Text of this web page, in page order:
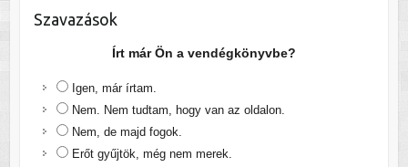
Szavazások
Írt már Ön a vendégkönyvbe?
Igen, már írtam.
Nem. Nem tudtam, hogy van az oldalon.
Nem, de majd fogok.
Erőt gyűjtök, még nem merek.